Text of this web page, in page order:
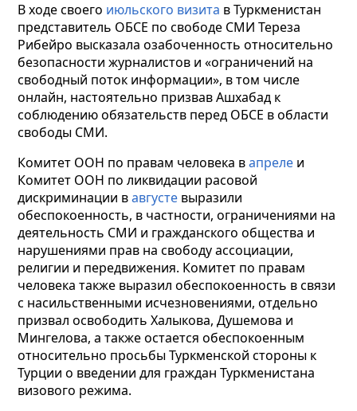
В ходе своего июльского визита в Туркменистан
представитель ОБСЕ по свободе СМИ Тереза
Рибейро высказала озабоченность относительно
безопасности журналистов и «ограничений на
свободный поток информации», в том числе
онлайн, настоятельно призвав Ашхабад к
соблюдению обязательств перед ОБСЕ в области
свободы СМИ.
Комитет ООН по правам человека вапреле и
Комитет ООН по ликвидации расовой
дискриминации вавгусте выразили
обеспокоенность, в частности, ограничениями на
деятельность СМИ и гражданского общества и
нарушениями прав на свободу ассоциации,
религии и передвижения. Комитет по правам
человека также выразил обеспокоенность в связи
c насильственными исчезновениями, отдельно
призвал освободить Халыкова, Душемова и
Мингелова, а также остается обеспокоенным
относительно просьбы Туркменской стороны к
Турции о введении для граждан Туркменистана
визового режима.